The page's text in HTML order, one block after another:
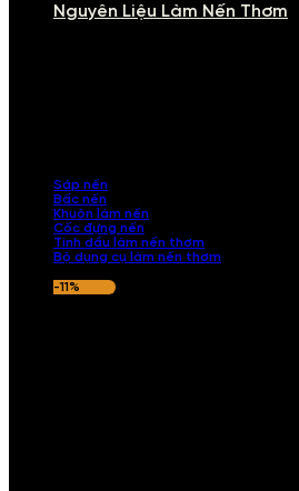
Nguyên Liệu Làm Nến Thơm
Sáp nến
Bấc nến
Khuôn làm nến
Cốc đựng nến
Tinh dầu làm nến thơm
Bộ dụng cụ làm nến thơm
-11%